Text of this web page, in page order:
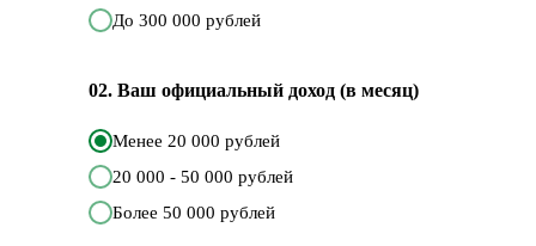
До 300 000 рублей
02. Ваш официальный доход (в месяц)
Менее 20 000 рублей
20 000 - 50 000 рублей
Более 50 000 рублей